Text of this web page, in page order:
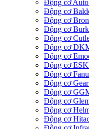
Động cơ
Động cơ
Động cơ
Động cơ
Động cơ
Động cơ
Động cơ
Động cơ
Động cơ
Động cơ
Động cơ
Động cơ
Động cơ
Động cơ